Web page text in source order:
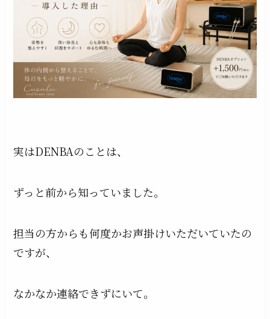
実はDENBAのことは、
ずっと前から知っていました。
担当の方からも何度かお声掛けいただいていたの
ですが、
なかなか連絡できずにいて。